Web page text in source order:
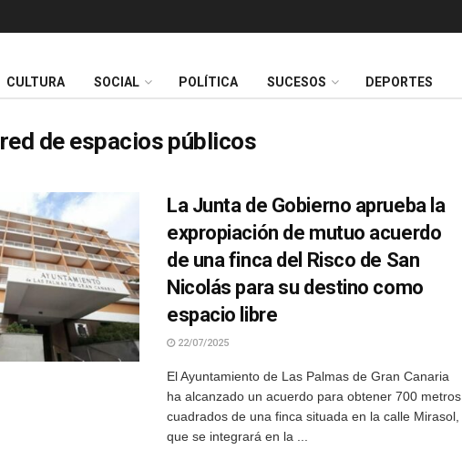
CULTURA SOCIAL POLÍTICA SUCESOS DEPORTES
red de espacios públicos
La Junta de Gobierno aprueba la
expropiación de mutuo acuerdo
de una finca del Risco de San
Nicolás para su destino como
espacio libre
22/07/2025
El Ayuntamiento de Las Palmas de Gran Canaria
ha alcanzado un acuerdo para obtener 700 metros
cuadrados de una finca situada en la calle Mirasol,
que se integrará en la ...